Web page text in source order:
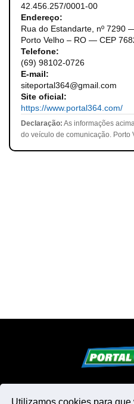
Utilizamos cookies para que
42.456.257/0001-00
Endereço:
Rua do Estandarte, nº 7290
Porto Velho – RO — CEP
Telefone:
(69) 98102-0726
E-mail:
siteportal364@gmail.com
Site oficial:
https://www.portal364.com/
Declaração: As informações
do veículo de comunicação. Porto